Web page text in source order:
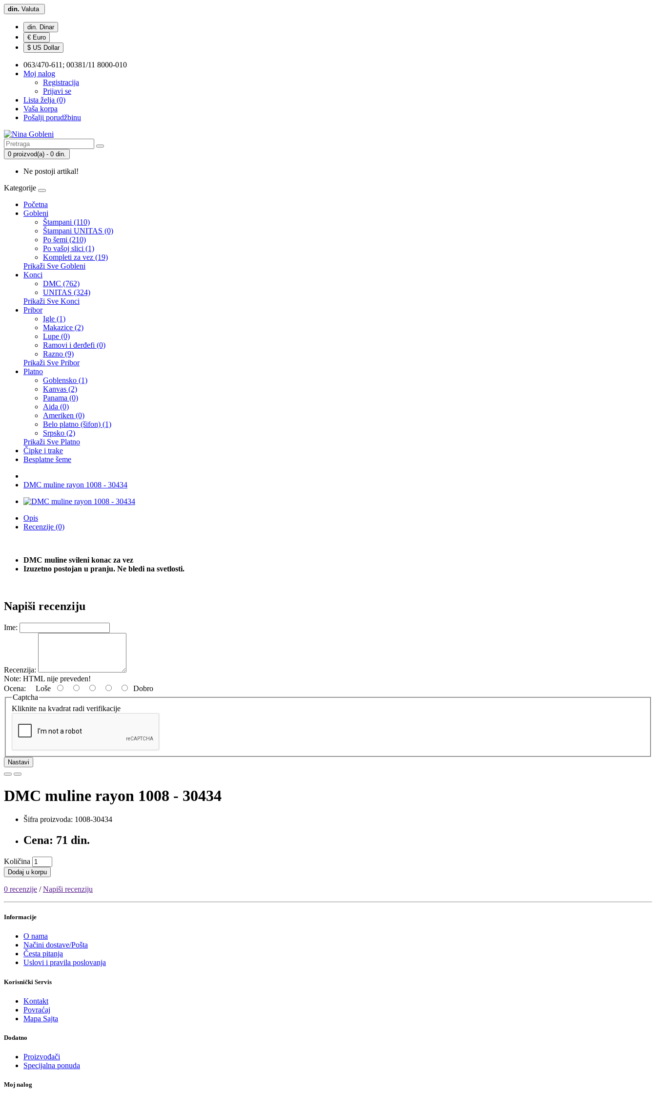
din. Valuta
din. Dinar
€ Euro
$ US Dollar
063/470-611; 00381/11 8000-010
Moj nalog
Registracija
Prijavi se
Lista želja (0)
Vaša korpa
Pošalji porudžbinu
0 proizvod(a) - 0 din.
Ne postoji artikal!
Kategorije
Početna
Gobleni
Štampani (110)
Štampani UNITAS (0)
Po šemi (210)
Po vašoj slici (1)
Kompleti za vez (19)
Prikaži Sve Gobleni
Konci
DMC (762)
UNITAS (324)
Prikaži Sve Konci
Pribor
Igle (1)
Makazice (2)
Lupe (0)
Ramovi i đerđefi (0)
Razno (9)
Prikaži Sve Pribor
Platno
Goblensko (1)
Kanvas (2)
Panama (0)
Aida (0)
Ameriken (0)
Belo platno (šifon) (1)
Srpsko (2)
Prikaži Sve Platno
Čipke i trake
Besplatne šeme
DMC muline rayon 1008 - 30434
Opis
Recenzije (0)
DMC muline svileni konac za vez
Izuzetno postojan u pranju. Ne bledi na svetlosti.
Napiši recenziju
Ime:
Recenzija:
Note: HTML nije preveden!
Ocena: Loše
Dobro
Captcha
Kliknite na kvadrat radi verifikacije
Nastavi
DMC muline rayon 1008 - 30434
Šifra proizvoda: 1008-30434
Cena: 71 din.
Količina
Dodaj u korpu
0 recenzije /Napiši recenziju
Informacije
O nama
Načini dostave/Pošta
Česta pitanja
Uslovi i pravila poslovanja
Korisnički Servis
Kontakt
Povraćaj
Mapa Sajta
Dodatno
Proizvođači
Specijalna ponuda
Moj nalog